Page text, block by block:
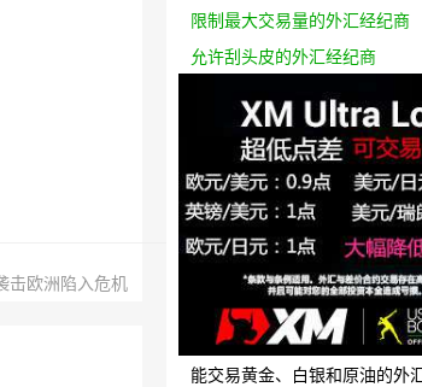
击欧洲陷入危机
限制最大交易量的外汇经纪商
允许刮头皮的外汇经纪商
能交易黄金、白银和原油的外